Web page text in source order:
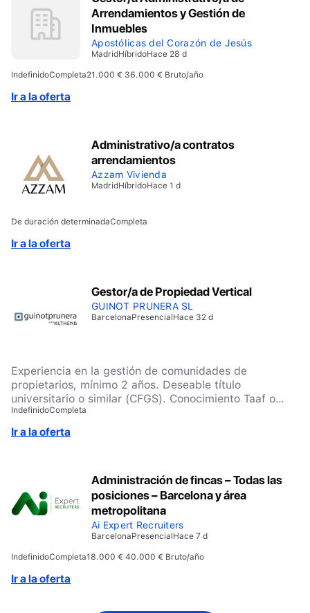
Arrendamientos y Gestión de
Inmuebles
Apostólicas del Corazón de Jesús
MadridHíbridoHace 28 d
IndefinidoCompleta21.000 € 36.000 € Bruto/año
Ir a la oferta
Administrativo/a contratos
arrendamientos
Azzam Vivienda
MadridHíbridoHace 1 d
De duración determinadaCompleta
Ir a la oferta
Gestor/a de Propiedad Vertical
GUINOT PRUNERA SL
BarcelonaPresencialHace 32 d
Experiencia en la gestión de comunidades de
propietarios, mínimo 2 años. Deseable título
universitario o similar (CFGS). Conocimiento Taaf o
Gesfincas. Valorable otros idiomas. Dominio del
paquete office.
IndefinidoCompleta
Ir a la oferta
Administración de fincas – Todas las
posiciones – Barcelona y área
metropolitana
Ai Expert Recruiters
BarcelonaPresencialHace 7 d
IndefinidoCompleta18.000 € 40.000 € Bruto/año
Ir a la oferta